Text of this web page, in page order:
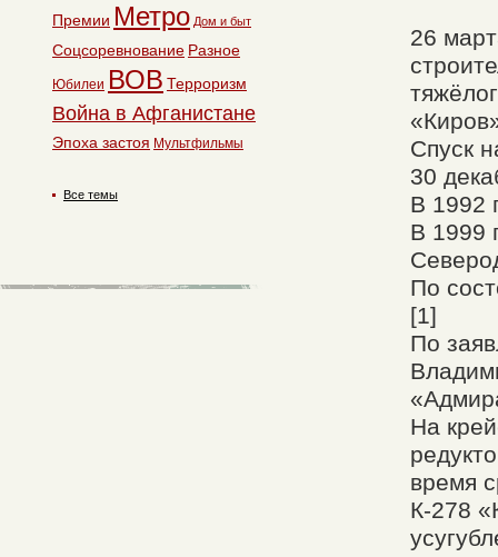
26
Спуск
30
В 1992
В 1999
По
[1]
По
На
время
К-278
Премии Метро Дом и быт
Соцсоревнование Разное
Юбилеи ВОВ Терроризм
Война в Афганистане
Эпоха застоя Мультфильмы
Все темы